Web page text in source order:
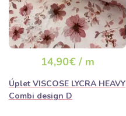
14,90€ / m
Úplet VISCOSE LYCRA HEAVY
Combi design D